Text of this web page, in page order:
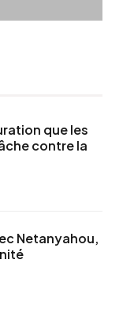
que les
contre la
Netanyahou,